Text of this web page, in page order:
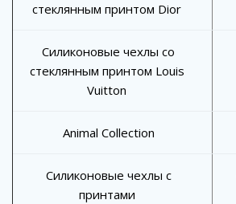
стеклянным принтом Dior
Силиконовые чехлы со
стеклянным принтом Louis
Vuitton
Animal Collection
Силиконовые чехлы с
принтами